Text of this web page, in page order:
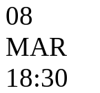
08
MAR
18:30